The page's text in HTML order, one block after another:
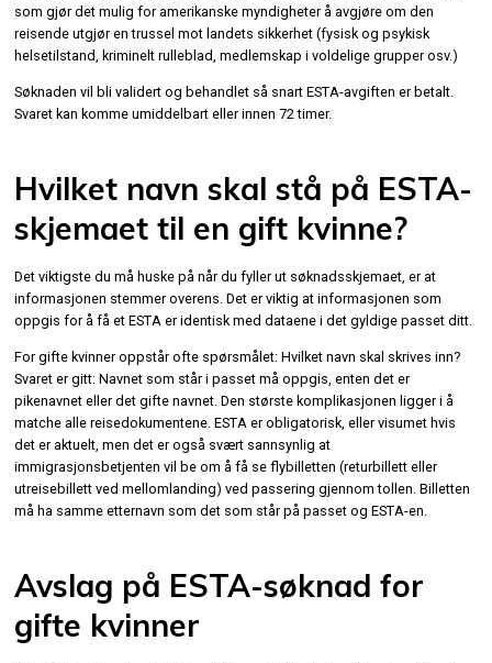
som gjør det mulig for amerikanske myndigheter å avgjøre om den
reisende utgjør en trussel mot landets sikkerhet (fysisk og psykisk
helsetilstand, kriminelt rulleblad, medlemskap i voldelige grupper osv.)
Søknaden vil bli validert og behandlet så snart ESTA-avgiften er betalt.
Svaret kan komme umiddelbart eller innen 72 timer.
Hvilket navn skal stå på ESTA-
skjemaet til en gift kvinne?
Det viktigste du må huske på når du fyller ut søknadsskjemaet, er at
informasjonen stemmer overens. Det er viktig at informasjonen som
oppgis for å få et ESTA er identisk med dataene i det gyldige passet ditt.
For gifte kvinner oppstår ofte spørsmålet: Hvilket navn skal skrives inn?
Svaret er gitt: Navnet som står i passet må oppgis, enten det er
pikenavnet eller det gifte navnet. Den største komplikasjonen ligger i å
matche alle reisedokumentene. ESTA er obligatorisk, eller visumet hvis
det er aktuelt, men det er også svært sannsynlig at
immigrasjonsbetjenten vil be om å få se flybilletten (returbillett eller
utreisebillett ved mellomlanding) ved passering gjennom tollen. Billetten
må ha samme etternavn som det som står på passet og ESTA-en.
Avslag på ESTA-søknad for
gifte kvinner